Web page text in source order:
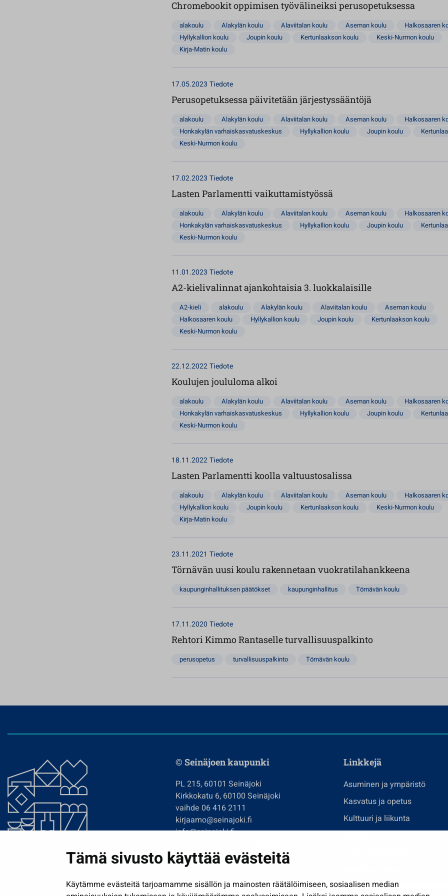
Tämä sivusto käyttää evästeitä
Käytämme evästeitä tarjoamamme sisällön ja mainosten räätälöimiseen, sosiaalisen median
Chromebookit oppimisen työvälineiksi perusopetuksessa
alakoulu Alakylän koulu Alaviitalan koulu Aseman koulu
Halkosaaren
Hyllykallion koulu
Joupin koulu Kertunlaakson koulu
Keski-Nurmon koulu
Kirja-Matin koulu
17.05.2023 Tiedote
Perusopetuksessa päivitetään järjestyssääntöjä
alakoulu Alakylän koulu Alaviitalan koulu Aseman koulu
Halkosaaren
Honkakylän varhaiskasvatuskeskus
Hyllykallion koulu Joupin koulu
Keski-Nurmon koulu
17.02.2023 Tiedote
Lasten Parlamentti vaikuttamistyössä
alakoulu Alakylän koulu Alaviitalan koulu Aseman koulu
Halkosaaren
Honkakylän varhaiskasvatuskeskus
Hyllykallion koulu Joupin koulu
Keski-Nurmon koulu
11.01.2023 Tiedote
A2-kielivalinnat ajankohtaisia 3. luokkalaisille
A2-kieli alakoulu Alakylän koulu Alaviitalan koulu
Aseman koulu
Halkosaaren koulu
Hyllykallion koulu Joupin koulu
Kertunlaakson koulu
Keski-Nurmon koulu
22.12.2022Tiedote
Koulujen joululoma alkoi
alakoulu Alakylän koulu Alaviitalan koulu Aseman koulu
Halkosaaren
Honkakylän varhaiskasvatuskeskus
Hyllykallion koulu Joupin koulu
Keski-Nurmon koulu
18.11.2022Tiedote
Lasten Parlamentti koolla valtuustosalissa
alakoulu Alakylän koulu Alaviitalan koulu Aseman koulu
Halkosaaren
Hyllykallion koulu
Joupin koulu Kertunlaakson koulu
Keski-Nurmon koulu
Kirja-Matin koulu
23.11.2021 Tiedote
Törnävän uusi koulu rakennetaan vuokratilahankkeena
kaupunginhallituksen päätökset kaupunginhallitus Törnävän koulu
17.11.2020 Tiedote
Rehtori Kimmo Rantaselle turvallisuuspalkinto
perusopetus turvallisuuspalkinto Törnävän koulu
© Seinäjoen kaupunki
PL 215, 60101 Seinäjoki
Kirkkokatu 6, 60100 Seinäjoki
vaihde 06 416 2111
kirjaamo@seinajoki.fi
info@seinajoki.fi
Tilaa uutiskirje
Linkkejä
Asuminen ja ympäristö
Kasvatus ja opetus
Kulttuuri ja liikunta
Näytä omat